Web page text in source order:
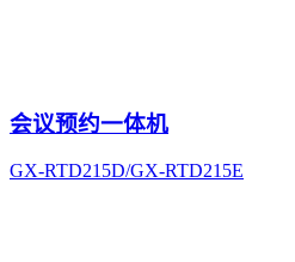
会议预约一体机
GX-RTD215D/GX-RTD215E